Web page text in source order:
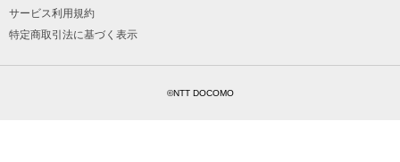
サービス利用規約
特定商取引法に基づく表示
©NTT DOCOMO